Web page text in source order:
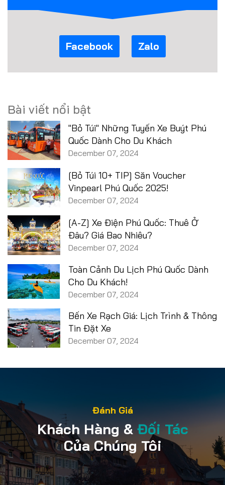
Facebook Zalo
Bài viết nổi bật
"Bỏ Túi" Những Tuyến Xe Buýt Phú
Quốc Dành Cho Du Khách
December 07, 2024
[Bỏ Túi 10+ TIP] Săn Voucher
Vinpearl Phú Quốc 2025!
December 07, 2024
[A-Z] Xe Điện Phú Quốc: Thuê Ở
Đâu? Giá Bao Nhiêu?
December 07, 2024
Toàn Cảnh Du Lịch Phú Quốc Dành
Cho Du Khách!
December 07, 2024
Bến Xe Rạch Giá: Lịch Trình & Thông
Tin Đặt Xe
December 07, 2024
Đánh Giá
Khách Hàng & Đối Tác
Của Chúng Tôi